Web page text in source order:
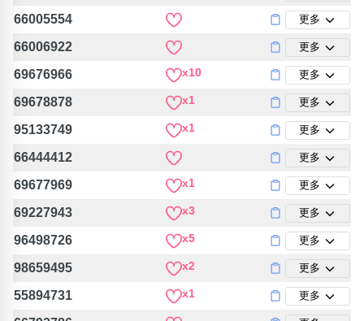
66005554 更多
66006922 更多
69676966 x10 更多
69678878 x1 更多
95133749 x1 更多
66444412 更多
69677969 x1 更多
69227943 x3 更多
96498726 x5 更多
98659495 x2 更多
55894731 x1 更多